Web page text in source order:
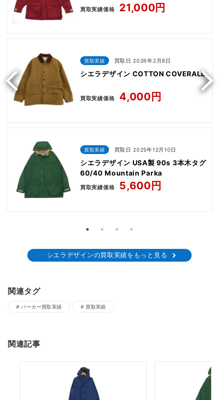
ンテン パーカー ジャケット
買取実績価格 21,000円
買取実績 買取日 2026年2月8日
シエラデザイン COTTON COVERALL
買取実績価格 4,000円
買取実績 買取日 2025年12月10日
シエラデザイン USA製 90s 3本木タグ
60/40 Mountain Parka
買取実績価格 5,600円
シエラデザインの買取実績をもっと見る
関連タグ
パーカー買取実績 買取実績
関連記事